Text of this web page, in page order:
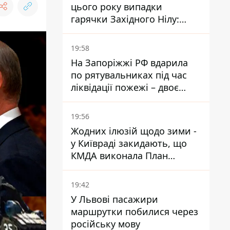
цього року випадки
гарячки Західного Нілу:
двоє людей заразилися
після укусів комарів
19:58
На Запоріжжі РФ вдарила
по рятувальниках під час
ліквідації пожежі – двоє
поранених
19:56
Жодних ілюзій щодо зими -
у Київраді закидають, що
КМДА виконала План
стійкості на 20%
19:42
У Львові пасажири
маршрутки побилися через
російську мову